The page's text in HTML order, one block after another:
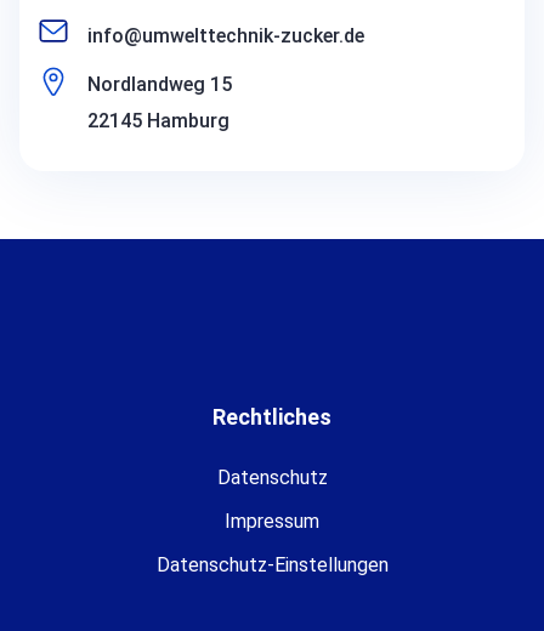
info@umwelttechnik-zucker.de
Nordlandweg 15
22145 Hamburg
Rechtliches
Datenschutz
Impressum
Datenschutz-Einstellungen